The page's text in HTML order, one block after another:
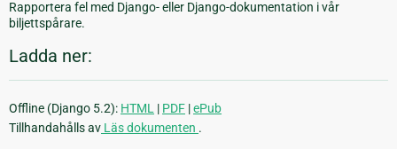
Rapportera fel med Django- eller Django-dokumentation i vår
biljettspårare.
Ladda ner:
Offline (Django 5.2): HTML | PDF |ePub
Tillhandahålls av Läs dokumenten .